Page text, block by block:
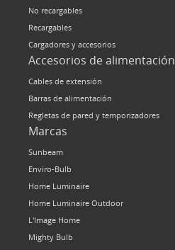
No recargables
Recargables
Cargadores y accesorios
Accesorios de alimentación
Cables de extensión
Barras de alimentación
Regletas de pared y temporizadores
Marcas
Sunbeam
Enviro-Bulb
Home Luminaire
Home Luminaire Outdoor
L'Image Home
Mighty Bulb